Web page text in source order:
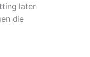
laten
die